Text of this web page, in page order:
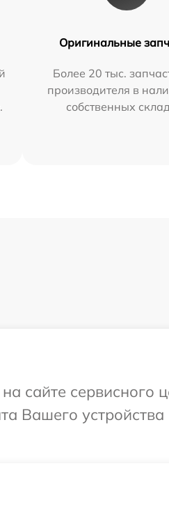
Оригинальные
Более 20 тыс.
производителя в
собственных
сайте сервисного
Вашего устройства